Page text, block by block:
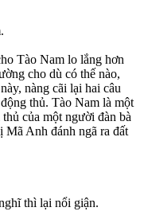
Tào Nam lo lắng hơn
cho dù có thế nào,
nàng cãi lại hai câu
thủ. Tào Nam là một
của một người đàn bà
Mã Anh đánh ngã ra đất
thì lại nổi giận.